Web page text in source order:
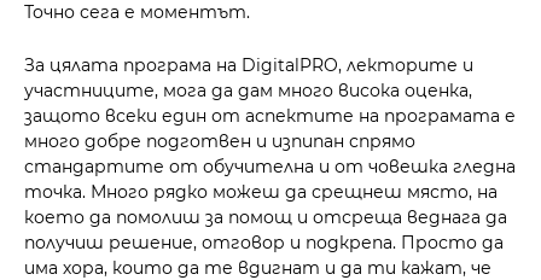
Точно сега е моментът.
За цялата програма на DigitalPRO, лекторите и
участниците, мога да дам много висока оценка,
защото всеки един от аспектите на програмата е
много добре подготвен и изпипан спрямо
стандартите от обучителна и от човешка гледна
точка. Много рядко можеш да срещнеш място, на
което да помолиш за помощ и отсреща веднага да
получиш решение, отговор и подкрепа. Просто да
има хора, които да те вдигнат и да ти кажат, че